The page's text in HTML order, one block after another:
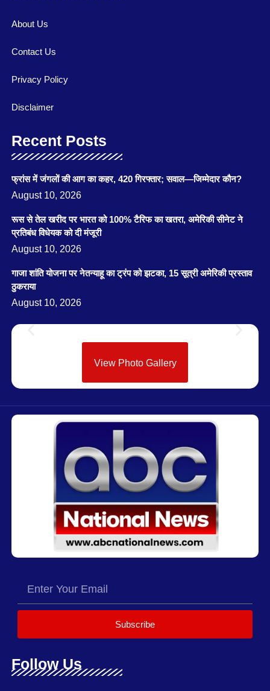
About Us
Contact Us
Privacy Policy
Disclaimer
Recent Posts
फ्रांस में जंगलों की आग का कहर, 420 गिरफ्तार; सवाल—जिम्मेदार कौन?
August 10, 2026
रूस से तेल खरीद पर भारत को 100% टैरिफ का खतरा, अमेरिकी सीनेट ने
प्रतिबंध विधेयक को दी मंजूरी
August 10, 2026
गाजा शांति योजना पर नेतन्याहू का ट्रंप को झटका, 15 सूत्री अमेरिकी प्रस्ताव
ठुकराया
August 10, 2026
View Photo Gallery
Subscribe
Follow Us